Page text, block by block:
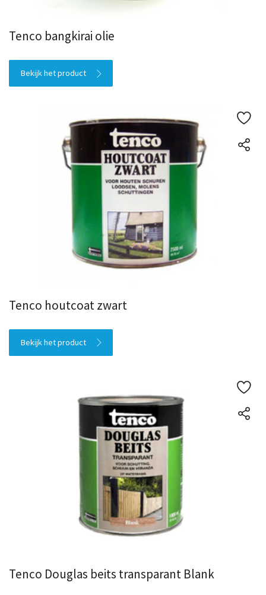
Tenco bangkirai olie
Bekijk het product
Tenco houtcoat zwart
Bekijk het product
Tenco Douglas beits transparant Blank